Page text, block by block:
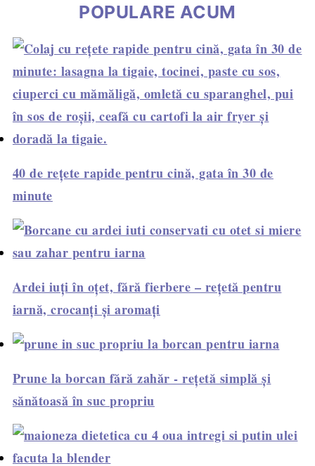
POPULARE ACUM
40 de rețete rapide pentru cină, gata în 30 de
minute
Ardei iuți în oțet, fără fierbere – rețetă pentru
iarnă, crocanți și aromați
Prune la borcan fără zahăr - rețetă simplă și
sănătoasă în suc propriu